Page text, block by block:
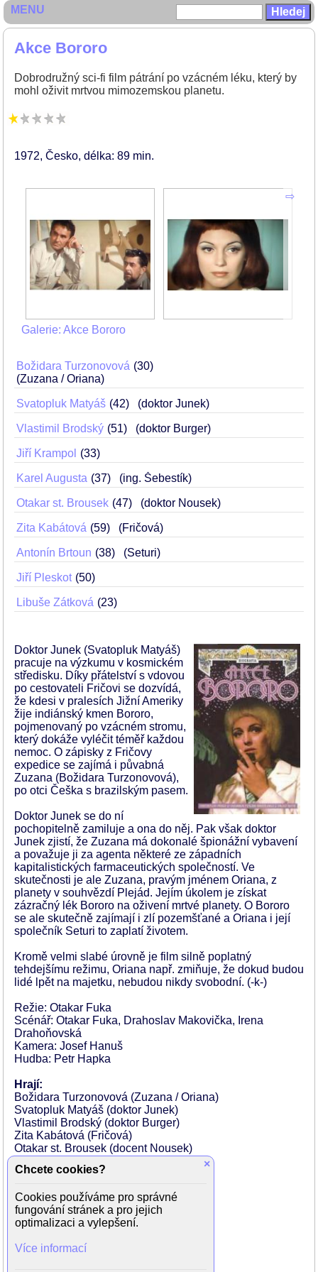
Akce Bororo
Dobrodružný sci-fi film pátrání po vzácném léku, který by
mohl oživit mrtvou mimozemskou planetu.
1972 Česko délka: 89 min
Galerie: Akce Bororo
Božidara Turzonovová
30
(Zuzana / Oriana)
Svatopluk Matyáš 42 (doktor Junek)
Vlastimil Brodský 51 (doktor Burger)
Jiří Krampol 33
Karel Augusta 37 (ing. Šebestík)
Otakar st. Brousek 47 (doktor Nousek)
Zita Kabátová 59 (Fričová)
Antonín Brtoun 38 (Seturi)
Jiří Pleskot 50
Libuše Zátková 23
Doktor Junek (Svatopluk Matyáš)
pracuje na výzkumu v kosmickém
středisku. Díky přátelství s vdovou
po cestovateli Fričovi se dozvídá,
že kdesi v pralesích Jižní Ameriky
žije indiánský kmen Bororo,
pojmenovaný po vzácném stromu,
který dokáže vyléčit téměř každou
nemoc. O zápisky z Fričovy
expedice se zajímá i půvabná
Zuzana (Božidara Turzonovová),
po otci Češka s brazilským pasem.
Doktor Junek se do ní
pochopitelně zamiluje a ona do něj. Pak však doktor
Junek zjistí, že Zuzana má dokonalé špionážní vybavení
a považuje ji za agenta některé ze západních
kapitalistických farmaceutických společností. Ve
skutečnosti je ale Zuzana, pravým jménem Oriana, z
planety v souhvězdí Plejád. Jejím úkolem je získat
zázračný lék Bororo na oživení mrtvé planety. O Bororo
se ale skutečně zajímají i zlí pozemšťané a Oriana i její
společník Seturi to zaplatí životem.
Kromě velmi slabé úrovně je film silně poplatný
tehdejšímu režimu, Oriana např. zmiňuje, že dokud budou
lidé lpět na majetku, nebudou nikdy svobodní. (-k-)
Režie: Otakar Fuka
Scénář: Otakar Fuka, Drahoslav Makovička, Irena
Drahoňovská
Kamera: Josef Hanuš
Hudba: Petr Hapka
Hrají:
Božidara Turzonovová (Zuzana / Oriana)
Svatopluk Matyáš (doktor Junek)
Vlastimil Brodský (doktor Burger)
Zita Kabátová (Fričová)
Otakar st. Brousek (docent Nousek)
Jiří Pleskot
J. Ševčík
Jiří Krampol
F. Paul
o. Jungová
MENU
×
Chcete cookies?
Cookies používáme pro správné
fungování stránek a pro jejich
optimalizaci a vylepšení.
Více informací